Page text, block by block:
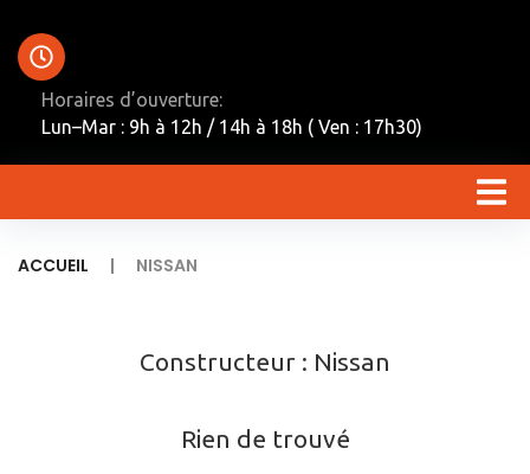
Horaires d’ouverture:
Lun–Mar : 9h à 12h / 14h à 18h ( Ven : 17h30)
ACCUEIL | NISSAN
Constructeur : Nissan
Rien de trouvé